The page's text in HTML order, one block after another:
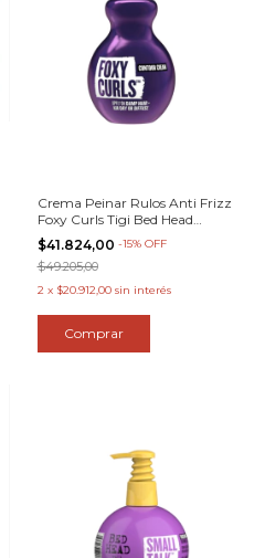
Crema Peinar Rulos Anti Frizz
Foxy Curls Tigi Bed Head
200ml
$41.824,00 -15% OFF
$49.205,00
2 x $20.912,00 sin interés